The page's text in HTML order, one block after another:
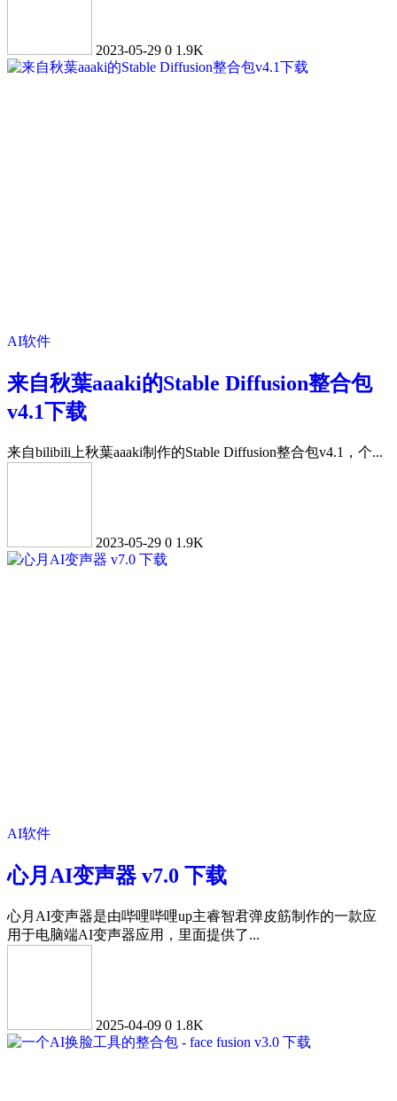
2023-05-29 0 1.9K
AI软件
来自秋葉aaaki的Stable Diffusion整合包
v4.1下载
来自bilibili上秋葉aaaki制作的Stable Diffusion整合包v4.1，个...
2023-05-29 0 1.9K
AI软件
心月AI变声器 v7.0 下载
心月AI变声器是由哔哩哔哩up主睿智君弹皮筋制作的一款应
用于电脑端AI变声器应用，里面提供了...
2025-04-09 0 1.8K